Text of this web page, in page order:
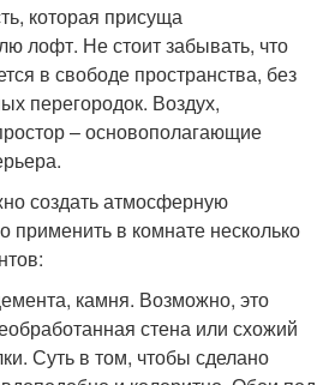
которая присуща
лофт. Не стоит забывать, что
в свободе пространства, без
перегородок. Воздух,
– основополагающие
создать атмосферную
применить в комнате несколько
камня. Возможно, это
стена или схожий
Суть в том, чтобы сделано